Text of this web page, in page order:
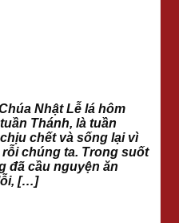
Nhật Lễ lá hôm
Thánh, là tuần
chết và sống lại vì
chúng ta. Trong suốt
đã cầu nguyện ăn
[…]